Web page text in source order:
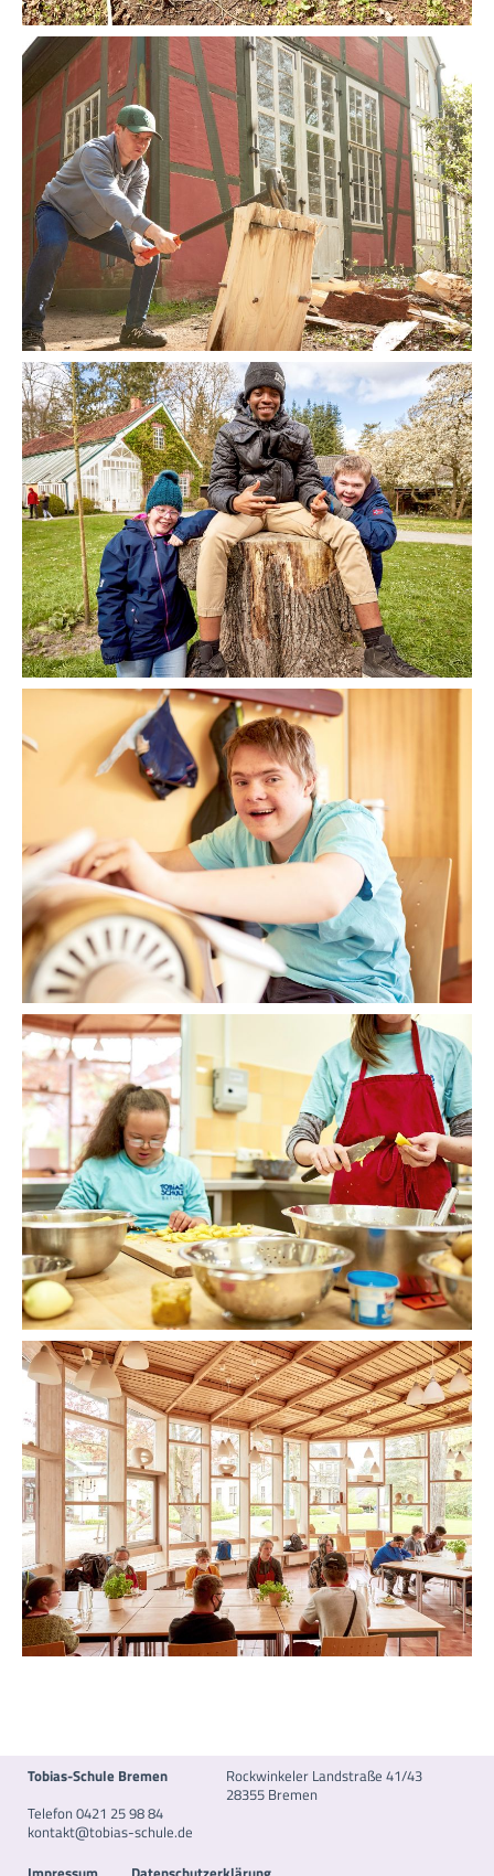
Tobias-Schule Bremen
Telefon 0421 25 98 84
kontakt@tobias-schule.de
Rockwinkeler Landstraße 41/43
28355 Bremen